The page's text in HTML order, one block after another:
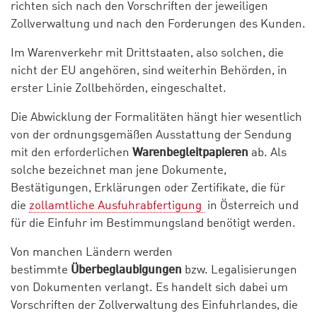
richten sich nach den Vorschriften der jeweiligen
Zollverwaltung und nach den Forderungen des Kunden.
Im Warenverkehr mit Drittstaaten, also solchen, die
nicht der EU angehören, sind weiterhin Behörden, in
erster Linie Zollbehörden, eingeschaltet.
Die Abwicklung der Formalitäten hängt hier wesentlich
von der ordnungsgemäßen Ausstattung der Sendung
mit den erforderlichen Warenbegleitpapieren ab. Als
solche bezeichnet man jene Dokumente,
Bestätigungen, Erklärungen oder Zertifikate, die für
die zollamtliche Ausfuhrabfertigung in Österreich und
für die Einfuhr im Bestimmungsland benötigt werden.
Von manchen Ländern werden
bestimmte Überbeglaubigungen bzw. Legalisierungen
von Dokumenten verlangt. Es handelt sich dabei um
Vorschriften der Zollverwaltung des Einfuhrlandes, die